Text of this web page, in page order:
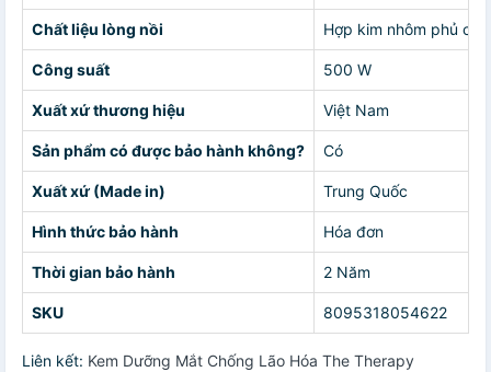
Chất liệu lòng nồi Hợp kim nhôm phủ
Công suất 500 W
Xuất xứ thương hiệu Việt Nam
Sản phẩm có được bảo hành không? Có
Xuất xứ (Made in) Trung Quốc
Hình thức bảo hành Hóa đơn
Thời gian bảo hành 2 Năm
SKU 8095318054622
Liên kết: Kem Dưỡng Mắt Chống Lão Hóa The Therapy